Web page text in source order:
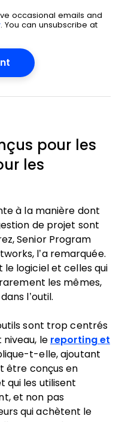
occasional emails and
. You can unsubscribe at
pour les
les
à la manière dont
de projet sont
Senior Program
l’a remarquée.
le logiciel et celles qui
les mêmes,
l’outil.
sont trop centrés
le reporting et
t-elle, ajoutant
être conçus en
qui les utilisent
et non pas
qui achètent le